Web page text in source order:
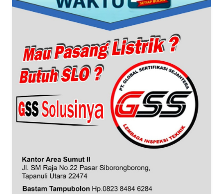
WN
PAPUA
WN
PAPUA
BARAT
WN
SERAMBI